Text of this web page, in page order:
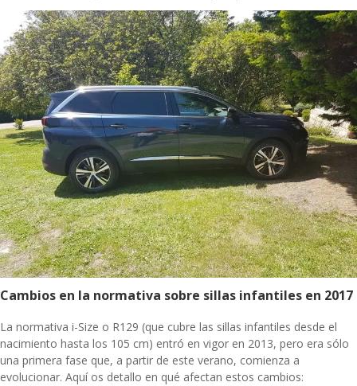
Cambios en la normativa sobre sillas infantiles en 2017
La normativa i-Size o R129 (que cubre las sillas infantiles desde el
nacimiento hasta los 105 cm) entró en vigor en 2013, pero era sólo
una primera fase que, a partir de este verano, comienza a
evolucionar. Aquí os detallo en qué afectan estos cambios: